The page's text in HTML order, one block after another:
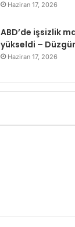
Haziran 17, 2026
ABD’de işsizlik
yükseldi –
Haziran 17, 2026